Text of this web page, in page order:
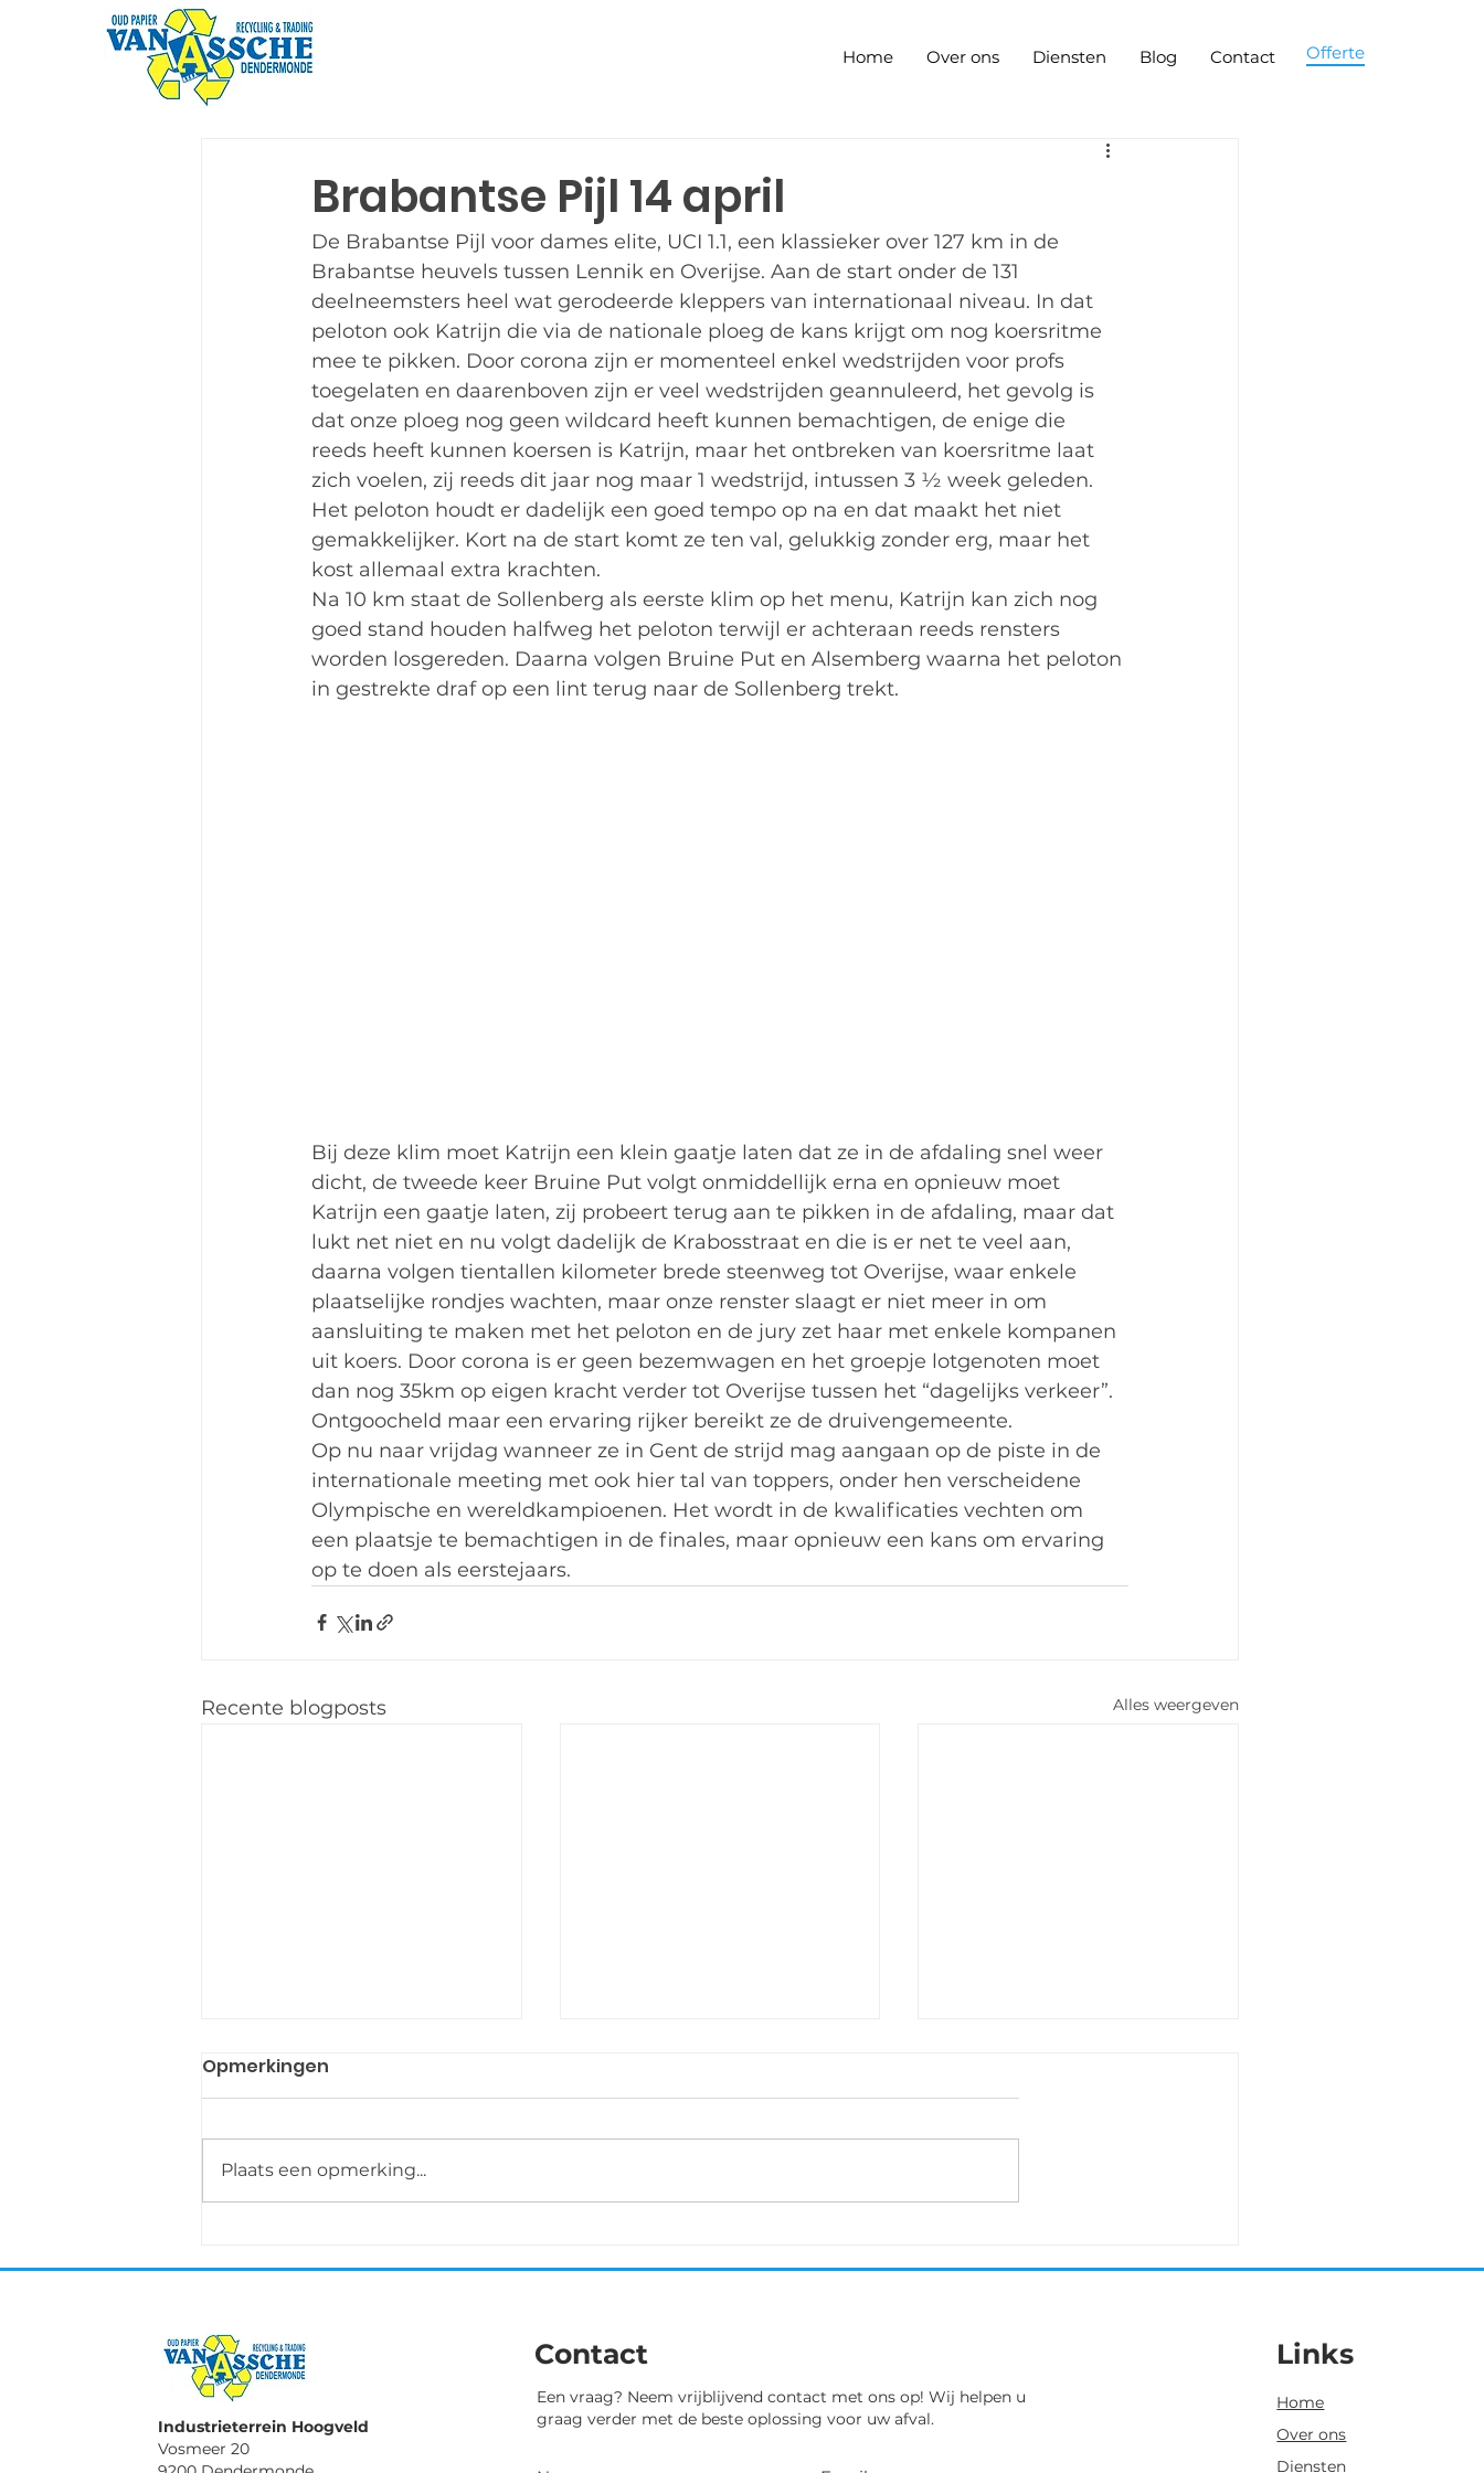
Home Over ons Diensten Blog Contact Offerte
Brabantse Pijl 14 april
De Brabantse Pijl voor dames elite, UCI 1.1, een klassieker over 127 km in de
Brabantse heuvels tussen Lennik en Overijse. Aan de start onder de 131
deelneemsters heel wat gerodeerde kleppers van internationaal niveau. In dat
peloton ook Katrijn die via de nationale ploeg de kans krijgt om nog koersritme
mee te pikken. Door corona zijn er momenteel enkel wedstrijden voor profs
toegelaten en daarenboven zijn er veel wedstrijden geannuleerd, het gevolg is
dat onze ploeg nog geen wildcard heeft kunnen bemachtigen, de enige die
reeds heeft kunnen koersen is Katrijn, maar het ontbreken van koersritme laat
zich voelen, zij reeds dit jaar nog maar 1 wedstrijd, intussen 3 ½ week geleden.
Het peloton houdt er dadelijk een goed tempo op na en dat maakt het niet
gemakkelijker. Kort na de start komt ze ten val, gelukkig zonder erg, maar het
kost allemaal extra krachten.
Na 10 km staat de Sollenberg als eerste klim op het menu, Katrijn kan zich nog
goed stand houden halfweg het peloton terwijl er achteraan reeds rensters
worden losgereden. Daarna volgen Bruine Put en Alsemberg waarna het peloton
in gestrekte draf op een lint terug naar de Sollenberg trekt.
Bij deze klim moet Katrijn een klein gaatje laten dat ze in de afdaling snel weer
dicht, de tweede keer Bruine Put volgt onmiddellijk erna en opnieuw moet
Katrijn een gaatje laten, zij probeert terug aan te pikken in de afdaling, maar dat
lukt net niet en nu volgt dadelijk de Krabosstraat en die is er net te veel aan,
daarna volgen tientallen kilometer brede steenweg tot Overijse, waar enkele
plaatselijke rondjes wachten, maar onze renster slaagt er niet meer in om
aansluiting te maken met het peloton en de jury zet haar met enkele kompanen
uit koers. Door corona is er geen bezemwagen en het groepje lotgenoten moet
dan nog 35km op eigen kracht verder tot Overijse tussen het “dagelijks verkeer”.
Ontgoocheld maar een ervaring rijker bereikt ze de druivengemeente.
Op nu naar vrijdag wanneer ze in Gent de strijd mag aangaan op de piste in de
internationale meeting met ook hier tal van toppers, onder hen verscheidene
Olympische en wereldkampioenen. Het wordt in de kwalificaties vechten om
een plaatsje te bemachtigen in de finales, maar opnieuw een kans om ervaring
op te doen als eerstejaars.
Recente blogposts Alles weergeven
Esmée kreeg het aanbod om
deelneemsters...
In deze veldrit met 38 dames
Opmerkingen
Plaats een opmerking...
Industrieterrein Hoogveld
Vosmeer 20
Contact
Een vraag? Neem vrijblijvend contact met ons op! Wij helpen u
graag verder met de beste oplossing voor uw afval.
Links
Home
Over ons
Diensten